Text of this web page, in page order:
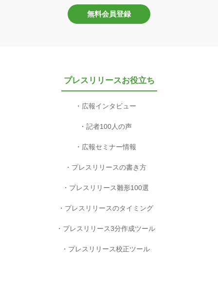
無料会員登録
プレスリリースお役立ち
広報インタビュー
記者100人の声
広報セミナー情報
プレスリリースの書き方
プレスリリース雛形100選
プレスリリースのタイミング
プレスリリース3分作成ツール
プレスリリース校正ツール